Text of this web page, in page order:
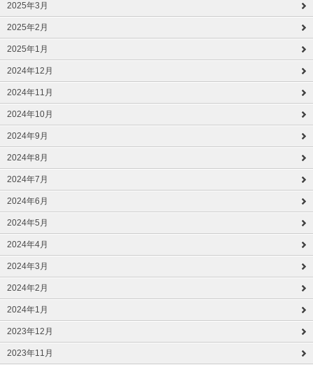
2025年3月
2025年2月
2025年1月
2024年12月
2024年11月
2024年10月
2024年9月
2024年8月
2024年7月
2024年6月
2024年5月
2024年4月
2024年3月
2024年2月
2024年1月
2023年12月
2023年11月